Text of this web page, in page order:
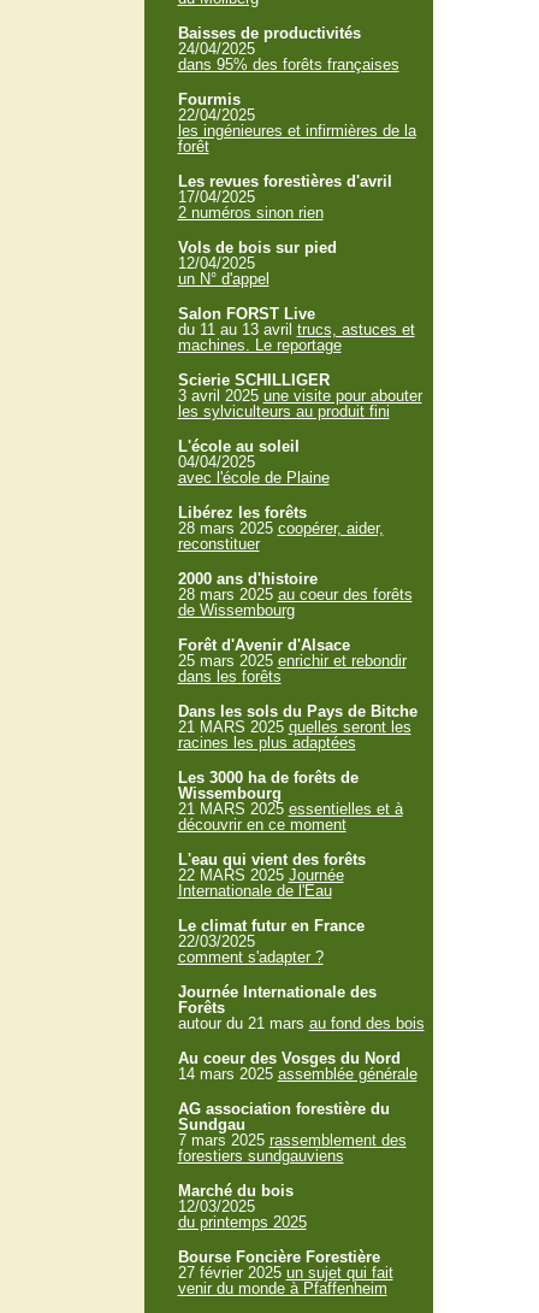
Baisses de productivités
24/04/2025
dans 95% des forêts françaises
Fourmis
22/04/2025
les ingénieures et infirmières de la
forêt
Les revues forestières d'avril
17/04/2025
2 numéros sinon rien
Vols de bois sur pied
12/04/2025
un N° d'appel
Salon FORST Live
du 11 au 13 avril trucs, astuces et
machines. Le reportage
Scierie SCHILLIGER
3 avril 2025 une visite pour abouter
les sylviculteurs au produit fini
L'école au soleil
04/04/2025
avec l'école de Plaine
Libérez les forêts
28 mars 2025 coopérer, aider,
reconstituer
2000 ans d'histoire
28 mars 2025 au coeur des forêts
de Wissembourg
Forêt d'Avenir d'Alsace
25 mars 2025 enrichir et rebondir
dans les forêts
Dans les sols du Pays de Bitche
21 MARS 2025 quelles seront les
racines les plus adaptées
Les 3000 ha de forêts de
Wissembourg
21 MARS 2025 essentielles et à
découvrir en ce moment
L'eau qui vient des forêts
22 MARS 2025 Journée
Internationale de l'Eau
Le climat futur en France
22/03/2025
comment s'adapter ?
Journée Internationale des
Forêts
autour du 21 mars au fond des bois
Au coeur des Vosges du Nord
14 mars 2025 assemblée générale
AG association forestière du
Sundgau
7 mars 2025 rassemblement des
forestiers sundgauviens
Marché du bois
12/03/2025
du printemps 2025
Bourse Foncière Forestière
27 février 2025 un sujet qui fait
venir du monde à Pfaffenheim